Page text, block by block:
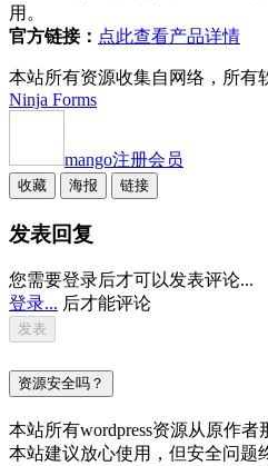
用。
官方链接： 点此查看产品详情
本站所有资源收集自网络，所有
Ninja Forms
mango注册会员
收藏 海报 链接
发表回复
您需要登录后才可以发表评论...
登录... 后才能评论
资源安全吗？
本站所有wordpress资源从原作者
本站建议放心使用，但安全问题